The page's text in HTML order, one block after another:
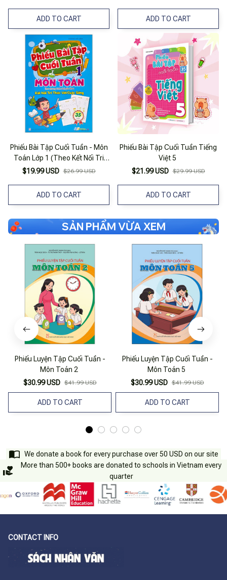
ADD TO CART ADD TO CART
Phiếu Bài Tập Cuối Tuần - Môn
Toán Lớp 1 (Theo Kết Nối Tri
Thức Với Cuộc Sống)
$19.99 USD $26.99 USD
ADD TO CART
Phiếu Bài Tập Cuối Tuần Tiếng
Việt 5
$21.99 USD $29.99 USD
ADD TO CART
SẢN PHẨM VỪA XEM
Phiếu Luyện Tập Cuối Tuần -
Môn Toán 2
$30.99 USD $41.99 USD
ADD TO CART
Phiếu Luyện Tập Cuối Tuần -
Môn Toán 5
$30.99 USD $41.99 USD
ADD TO CART
We donate a book for every purchase over 50 USD on our site
More than 500+ books are donated to schools in Vietnam every
quarter
CONTACT INFO